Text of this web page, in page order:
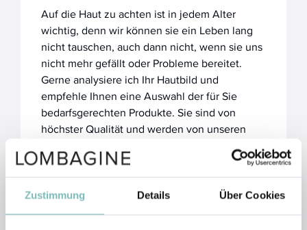
Zustimmung Details Über Cookies
Auf die Haut zu achten ist in jedem Alter
wichtig, denn wir können sie ein Leben lang
nicht tauschen, auch dann nicht, wenn sie uns
nicht mehr gefällt oder Probleme bereitet.
Gerne analysiere ich Ihr Hautbild und
empfehle Ihnen eine Auswahl der für Sie
bedarfsgerechten Produkte. Sie sind von
höchster Qualität und werden von unseren
Rahmen eines unverbindlichen und
kostenlosen Kennenlerntermins, in privater,